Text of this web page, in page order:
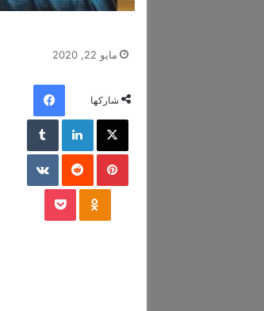
مايو 22, 2020
شاركها
فيسبوك
‫X لينكدإن
بينتيريست ‏Reddit
Odnoklassniki
‫Pocket